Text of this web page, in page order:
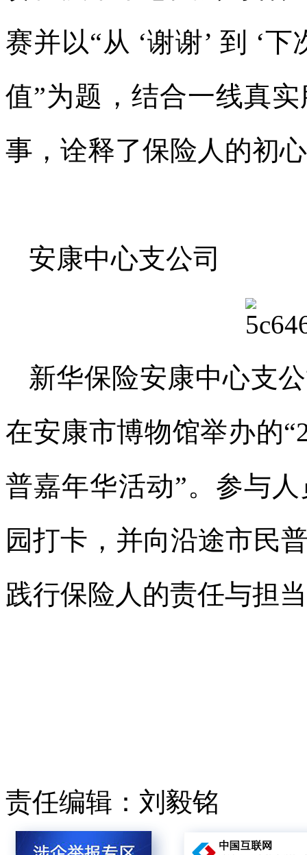
赛并以“从 ‘谢谢’ 到 ‘
值”为题，结合一线真
事，诠释了保险人的初
安康中心支公司
新华保险安康中心支
在安康市博物馆举办的
普嘉年华活动”。参与
园打卡，并向沿途市民
践行保险人的责任与担
责任编辑：刘毅铭